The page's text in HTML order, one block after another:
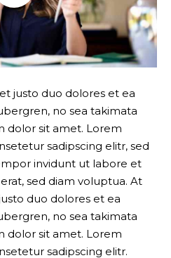
justo duo dolores et ea
no sea takimata
dolor sit amet. Lorem
sadipscing elitr, sed
invidunt ut labore et
sed diam voluptua. At
duo dolores et ea
no sea takimata
dolor sit amet. Lorem
sadipscing elitr.